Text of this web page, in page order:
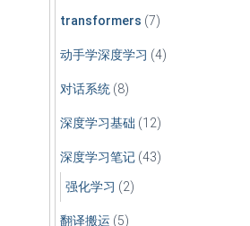
transformers (7)
动手学深度学习 (4)
对话系统 (8)
深度学习基础 (12)
深度学习笔记 (43)
强化学习 (2)
翻译搬运 (5)